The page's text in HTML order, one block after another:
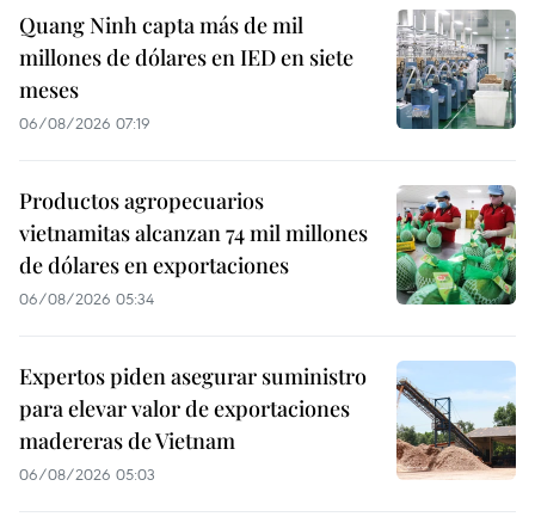
Quang Ninh capta más de mil
millones de dólares en IED en siete
meses
06/08/2026 07:19
Productos agropecuarios
vietnamitas alcanzan 74 mil millones
de dólares en exportaciones
06/08/2026 05:34
Expertos piden asegurar suministro
para elevar valor de exportaciones
madereras de Vietnam
06/08/2026 05:03